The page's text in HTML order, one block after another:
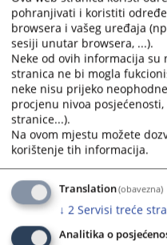
najčešće postavljana sudu, a
vezane za sam sud.
Grupa Raspored suđenja
sudu za određeni vremenski
Grupa Vijesti iz pravosuđa
pravosuđe BiH u cjelini.
Unutar svih grupa starije novosti
naslovnici nisu zbrisane. Klikom
aktuelnosti ili drugih informacija.
Rad suda
Klikom na Rad suda otvoriti će
novostima (arhivom) koje su
pohranjivati i koristiti
browsera i vašeg uređaja
sesiji unutar browsera, ...).
Neke od ovih informacija
stranica ne bi mogla
neke nisu prijeko
procjenu nivoa
stranice...).
Na ovom mjestu možete
korištenje tih informacija.
Translation(obavezna)
↓ 2 Servisi treće
Analitika o